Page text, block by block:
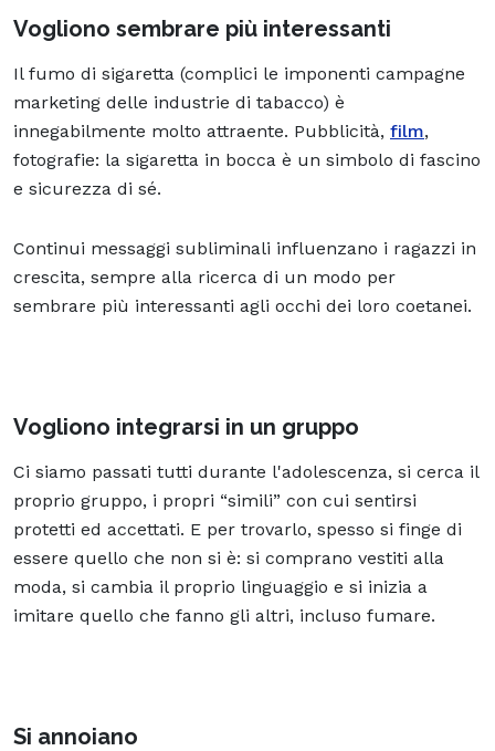
Vogliono sembrare più interessanti
Il fumo di sigaretta (complici le imponenti campagne
marketing delle industrie di tabacco) è
innegabilmente molto attraente. Pubblicità, film,
fotografie: la sigaretta in bocca è un simbolo di fascino
e sicurezza di sé.
Continui messaggi subliminali influenzano i ragazzi in
crescita, sempre alla ricerca di un modo per
sembrare più interessanti agli occhi dei loro coetanei.
Vogliono integrarsi in un gruppo
Ci siamo passati tutti durante l'adolescenza, si cerca il
proprio gruppo, i propri “simili” con cui sentirsi
protetti ed accettati. E per trovarlo, spesso si finge di
essere quello che non si è: si comprano vestiti alla
moda, si cambia il proprio linguaggio e si inizia a
imitare quello che fanno gli altri, incluso fumare.
Si annoiano